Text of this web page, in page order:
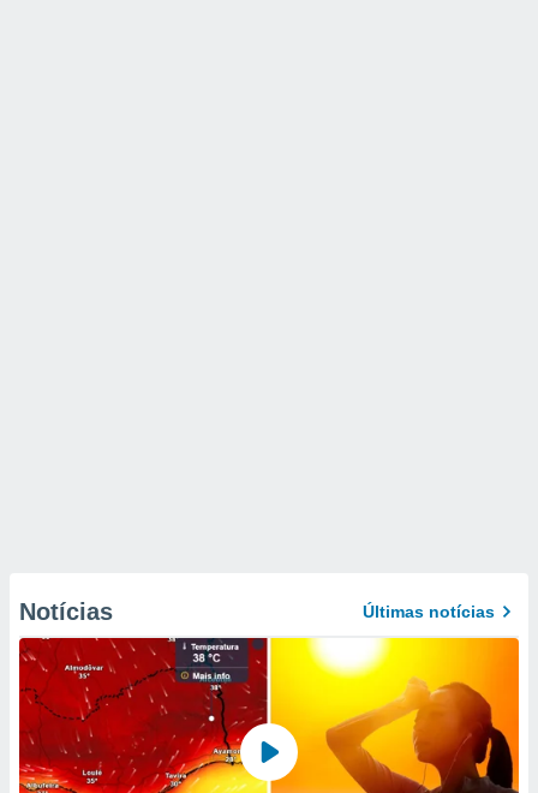
Notícias Últimas notícias